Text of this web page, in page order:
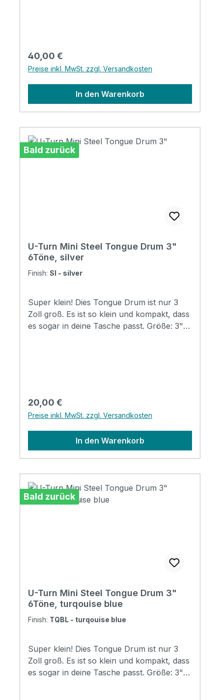
Regulärer Preis:
40,00 €
Preise inkl. MwSt. zzgl. Versandkosten
In den Warenkorb
Bald zurück
U-Turn Mini Steel Tongue Drum 3"
6Töne, silver
Finish: SI - silver
Super klein! Dies Tongue Drum ist nur 3
Zoll groß. Es ist so klein und kompakt, dass
es sogar in deine Tasche passt. Größe: 3"
Regulärer Preis:
20,00 €
Preise inkl. MwSt. zzgl. Versandkosten
In den Warenkorb
Bald zurück
U-Turn Mini Steel Tongue Drum 3"
6Töne, turqouise blue
Finish: TQBL - turqouise blue
Super klein! Dies Tongue Drum ist nur 3
Zoll groß. Es ist so klein und kompakt, dass
es sogar in deine Tasche passt. Größe: 3"